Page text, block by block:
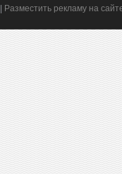
Разместить рекламу на